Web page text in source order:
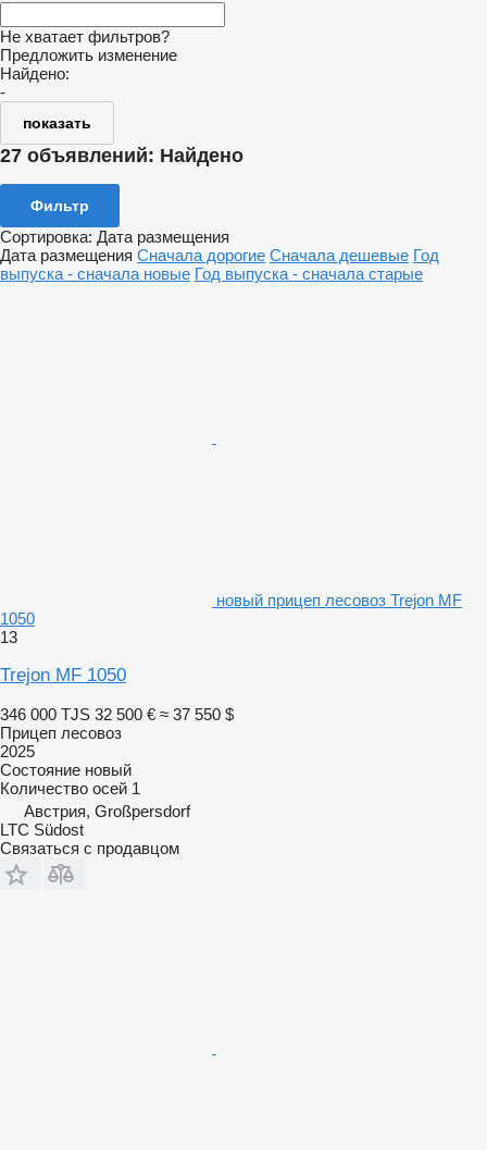
Не хватает фильтров?
Предложить изменение
Найдено:
-
показать
27 объявлений: Найдено
Фильтр
Сортировка: Дата размещения
Дата размещения Сначала дорогие Сначала дешевые Год
выпуска - сначала новые Год выпуска - сначала старые
новый прицеп лесовоз Trejon MF
1050
13
Trejon MF 1050
346 000 TJS 32 500 € ≈ 37 550 $
Прицеп лесовоз
2025
Состояние новый
Количество осей 1
Австрия, Großpersdorf
LTC Südost
Связаться с продавцом